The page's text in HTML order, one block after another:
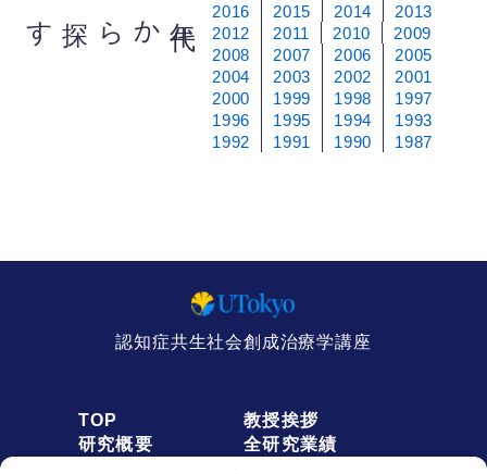
から探す
2016
2015 2014
2013
2012
2011 2010
2009
2008
2007 2006
2005
2004
2003 2002
2001
2000
1999 1998
1997
1996
1995 1994
1993
1992
1991 1990 1987
認知症共生社会創成治療学講座
TOP
教授挨拶
研究概要
全研究業績